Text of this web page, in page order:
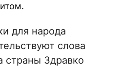
для народа
слова
страны Здравко